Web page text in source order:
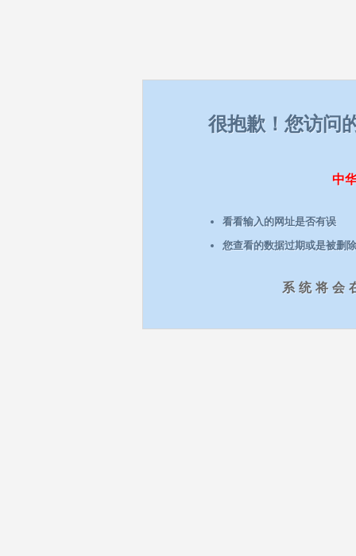
很抱歉！您访问
中
看看输入的网址是否有误
您查看的数据过期或是被删除
系统将会